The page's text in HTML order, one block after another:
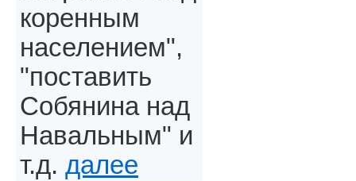
коренным
населением",
"поставить
Собянина над
Навальным" и
т.д. далее